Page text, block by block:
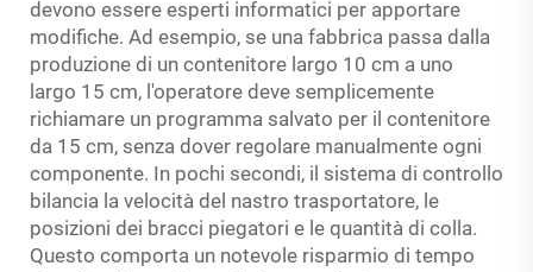
devono essere esperti informatici per apportare
modifiche. Ad esempio, se una fabbrica passa dalla
produzione di un contenitore largo 10 cm a uno
largo 15 cm, l'operatore deve semplicemente
richiamare un programma salvato per il contenitore
da 15 cm, senza dover regolare manualmente ogni
componente. In pochi secondi, il sistema di controllo
bilancia la velocità del nastro trasportatore, le
posizioni dei bracci piegatori e le quantità di colla.
Questo comporta un notevole risparmio di tempo